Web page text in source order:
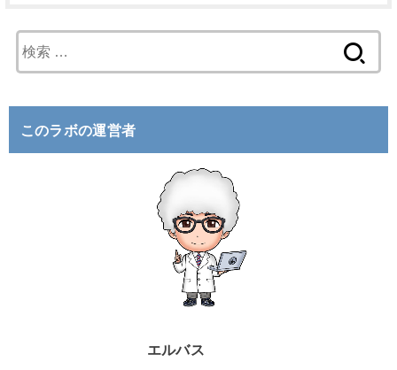
索
このラボの運営者
エルバス